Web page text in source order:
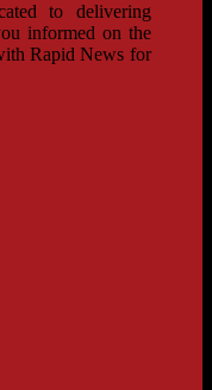
to delivering
informed on the
Rapid News for